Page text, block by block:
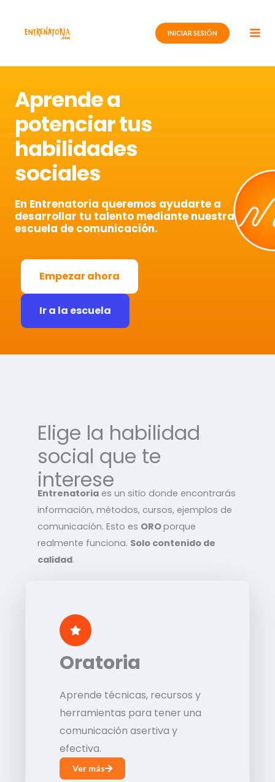
contenido
INICIAR SESIÓN
Aprende a
potenciar tus
habilidades
sociales
En Entrenatoria queremos ayudarte a
desarrollar tu talento mediante nuestra
escuela de comunicación.
Empezar ahora
Ir a la escuela
Elige la habilidad
social que te
interese
Entrenatoria es un sitio donde encontrarás
información, métodos, cursos, ejemplos de
comunicación. Esto es OROporque
realmente funciona. Solo contenido de
calidad.
Oratoria
Aprende técnicas, recursos y
herramientas para tener una
comunicación asertiva y
efectiva.
Ver más